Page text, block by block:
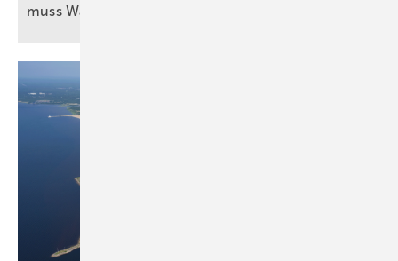
muss Wasserstoff-Allianz